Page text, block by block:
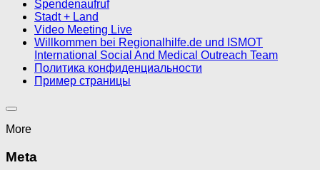
Spendenaufruf
Stadt + Land
Video Meeting Live
Willkommen bei Regionalhilfe.de und ISMOT
International Social And Medical Outreach Team
Политика конфиденциальности
Пример страницы
More
Meta